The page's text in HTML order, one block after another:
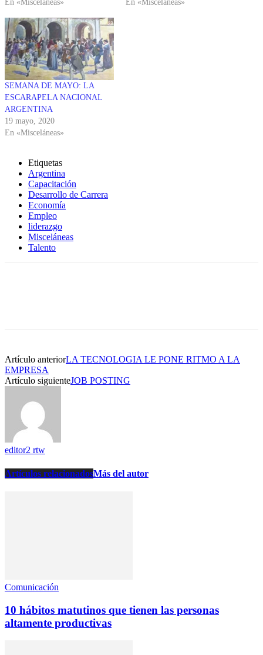
En «Misceláneas»
En «Misceláneas»
SEMANA DE MAYO: LA
ESCARAPELA NACIONAL
ARGENTINA
19 mayo, 2020
En «Misceláneas»
Etiquetas
Argentina
Capacitación
Desarrollo de Carrera
Economía
Empleo
liderazgo
Misceláneas
Talento
Artículo anteriorLA TECNOLOGIA LE PONE RITMO A LA
EMPRESA
Artículo siguienteJOB POSTING
editor2 rtw
Artículos relacionadosMás del autor
Comunicación
10 hábitos matutinos que tienen las personas
altamente productivas